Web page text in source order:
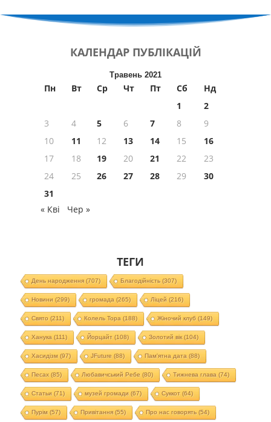
КАЛЕНДАР ПУБЛІКАЦІЙ
Травень 2021
Пн Вт Ср Чт Пт Сб
Нд
1
2
3
4 5 6 7 8
9
10
11 12 13 14 15
16
17
18 19 20 21 22
23
24
25 26 27 28 29
30
31
« Кві
Чер »
ТЕГИ
День народження(707) Благодійність (307)
Новини (299) громада (265) Ліцей (216)
Свято (211) Колель Тора (188) Жіночий клуб (149)
Ханука (111) Йорцайт (108) Золотий вік(104)
Хасидізм (97) JFuture (88) Пам'ятна дата (88)
Песах(85) Любавичський Ребе (80) Тижнева глава (74)
Статьи (71) музей громади (67) Суккот (64)
Пурім (57) Привітання(55) Про нас говорять (54)